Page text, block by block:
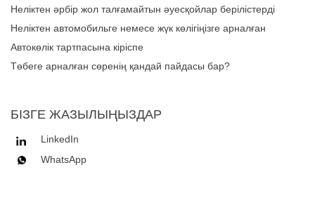
Неліктен әрбір жол талғамайтын әуесқойлар берілістерді
басқару үшін сенімді көлік тартпасы жүйесіне сенеді?
Неліктен автомобильге немесе жүк көлігіңізге арналған
көліктер жүйесін таңдау керек?
Автокөлік тартпасына кіріспе
Төбеге арналған сөренің қандай пайдасы бар?
БІЗГЕ ЖАЗЫЛЫҢЫЗДАР
LinkedIn
WhatsApp